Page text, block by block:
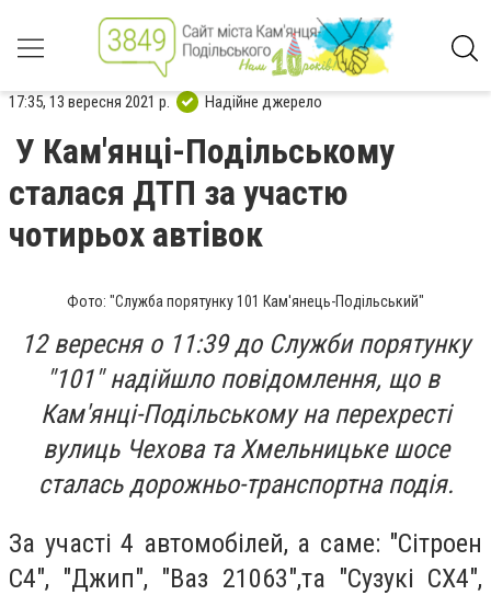
17:35, 13 вересня 2021 р. Надійне джерело
У Кам'янці-Подільському
сталася ДТП за участю
чотирьох автівок
Фото: "Служба порятунку 101 Кам'янець-Подільський"
12 вересня о 11:39 до Служби порятунку
"101" надійшло повідомлення, що в
Кам'янці-Подільському на перехресті
вулиць Чехова та Хмельницьке шосе
сталась дорожньо-транспортна подія.
За участі 4 автомобілей, а саме: "Сітроен
С4", "Джип", "Ваз 21063",та "Сузукі СХ4",